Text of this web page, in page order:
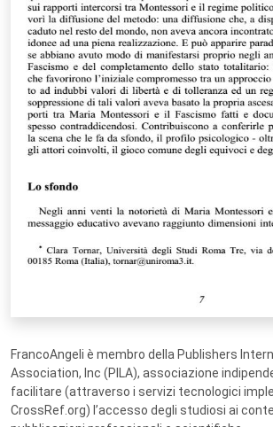
FrancoAngeli è membro della Publishers
Association, Inc (PILA), associazione
facilitare (attraverso i servizi tecnologici
CrossRef.org) l’accesso degli studiosi ai